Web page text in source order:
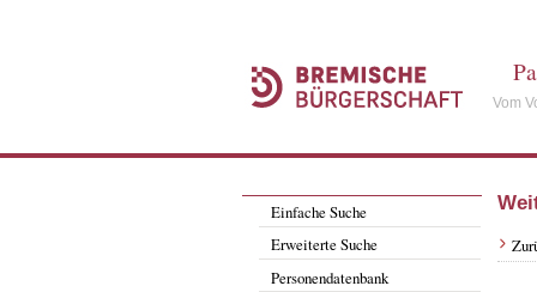
Vom
Einfache Suche
Erweiterte Suche
Personendatenbank